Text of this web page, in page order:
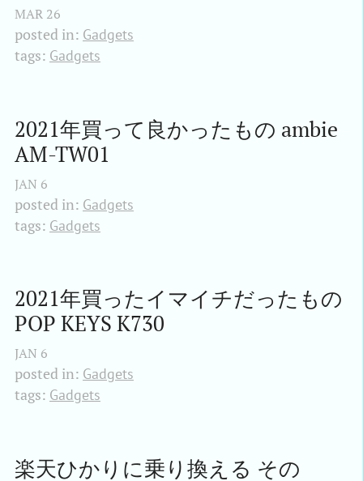
MAR 26
posted in: Gadgets
tags: Gadgets
2021年買って良かったもの ambie
AM-TW01
JAN 6
posted in: Gadgets
tags: Gadgets
2021年買ったイマイチだったもの
POP KEYS K730
JAN 6
posted in: Gadgets
tags: Gadgets
楽天ひかりに乗り換える その